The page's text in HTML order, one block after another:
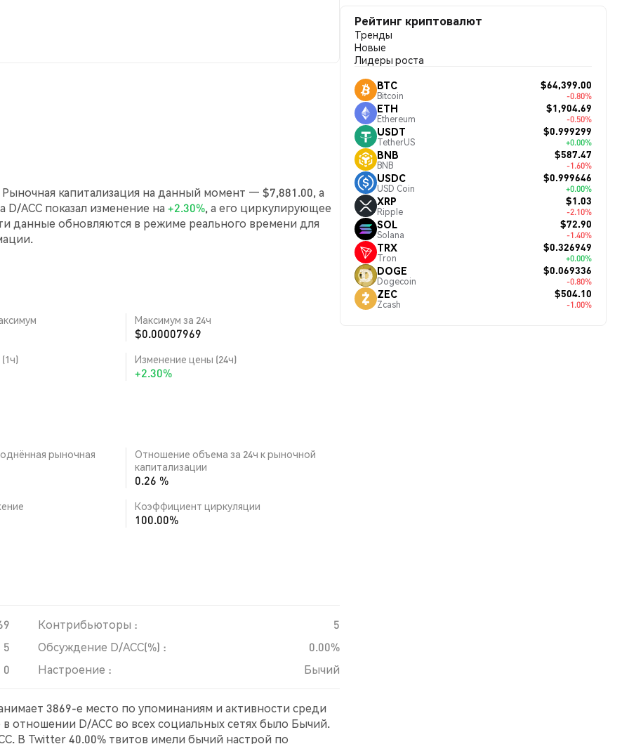
Рыночная капитализация на данный момент — $7,881.00, а
D/ACC показал изменение на +2.30%, а его циркулирующее
данные обновляются в режиме реального времени для
Максимум за 24ч
$0.00007969
Изменение цены (24ч)
+2.30%
рыночная
Отношение объема за 24ч к рыночной
капитализации
0.26 %
Коэффициент циркуляции
100.00%
Контрибьюторы :
5
5 Обсуждение D/ACC(%) :
0.00%
0 Настроение : Бычий
3869-е место по упоминаниям и активности среди
отношении D/ACC во всех социальных сетях было Бычий.
В Twitter 40.00% твитов имели бычий настрой по
Рейтинг криптовалют
Тренды
Новые
Лидеры роста
BTC
Bitcoin
$64,399.00
-0.80%
ETH
Ethereum
$1,904.69
-0.50%
USDT
TetherUS
$0.999299
+0.00%
BNB
BNB
$587.47
-1.60%
USDC
USD Coin
$0.999646
+0.00%
XRP
Ripple
$1.03
-2.10%
SOL
Solana
$72.90
-1.40%
TRX
Tron
$0.326949
+0.00%
DOGE
Dogecoin
$0.069336
-0.80%
ZEC
Zcash
$504.10
-1.00%